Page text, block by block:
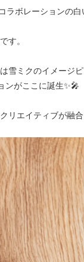
ラボレーションの
す。
雪ミクのイメージ
ンがここに誕生✨🎤
リエイティブが融合